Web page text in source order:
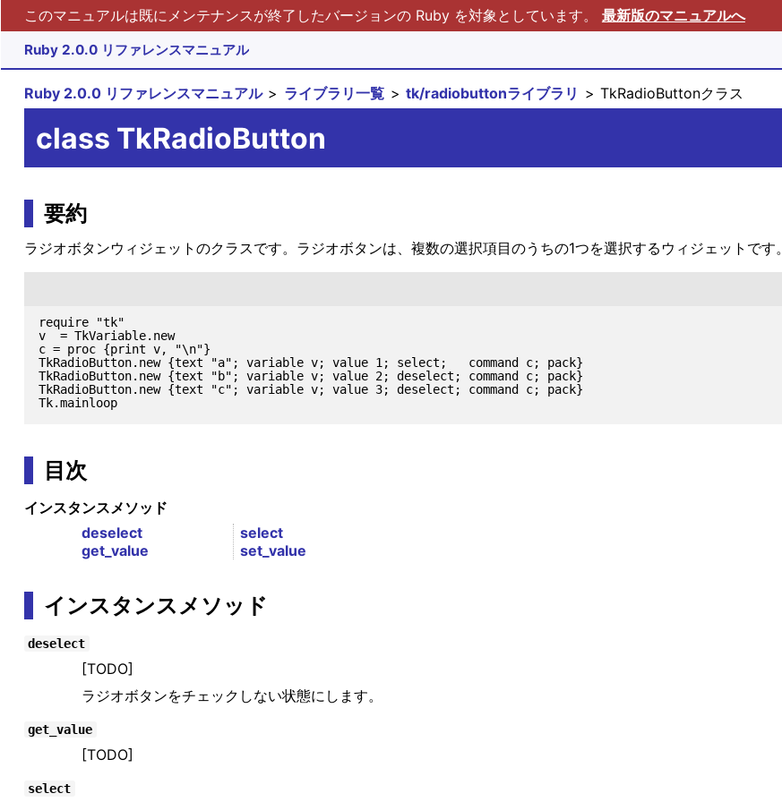
このマニュアルは既にメンテナンスが終了したバージョンの Ruby を対象としています。 最新版のマニュアルへ
Ruby 2.0.0 リファレンスマニュアル
Ruby 2.0.0 リファレンスマニュアル ライブラリ一覧 tk/radiobuttonライブラリ TkRadioButtonクラス
class TkRadioButton
要約
ラジオボタンウィジェットのクラスです。ラジオボタンは、複数の選択項目のうちの1つを選択するウィジェットです。
require "tk"
v  = TkVariable.new
c = proc {print v, "\n"}
TkRadioButton.new {text "a"; variable v; value 1; select;   command c; pack}
TkRadioButton.new {text "b"; variable v; value 2; deselect; command c; pack}
TkRadioButton.new {text "c"; variable v; value 3; deselect; command c; pack}
Tk.mainloop
目次
インスタンスメソッド
deselect
get_value
select
set_value
インスタンスメソッド
deselect
[TODO]
ラジオボタンをチェックしない状態にします。
get_value
[TODO]
select